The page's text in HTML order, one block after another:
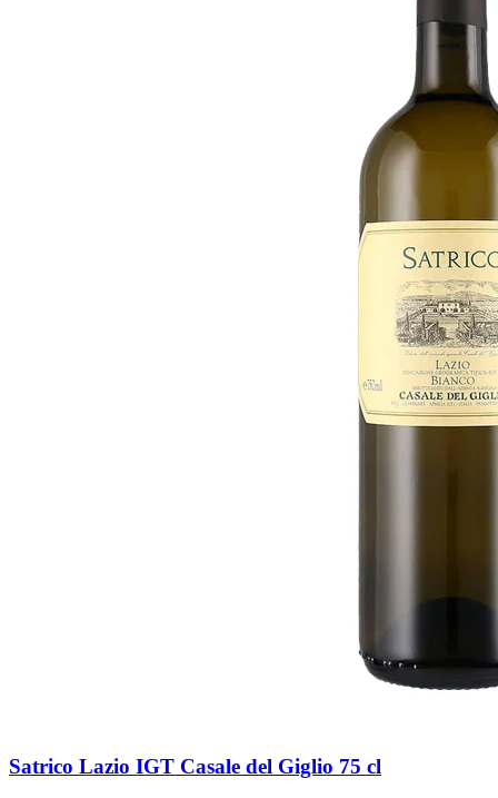
Satrico Lazio IGT Casale del Giglio 75 cl